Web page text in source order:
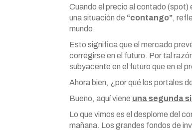
Cuando el precio al contado (spot)
una situación de “contango”,
mundo.
Esto significa que el mercado
corregirse en el futuro. Por tal
subyacente en el futuro que en el
Ahora bien, ¿por qué los portales
Bueno, aquí viene una segunda
Lo que vimos es el desplome del
mañana. Los grandes fondos de